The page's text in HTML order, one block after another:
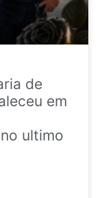
de
em
ultimo